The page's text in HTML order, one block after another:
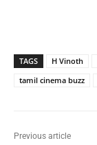
TAGS H Vinoth
tamil cinema buzz
Previous article